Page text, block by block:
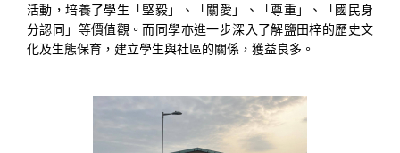
活動，培養了學生「堅毅」、「關愛」、「尊重」、「國民身
分認同」等價值觀。而同學亦進一步深入了解鹽田梓的歷史文
化及生態保育，建立學生與社區的關係，獲益良多。